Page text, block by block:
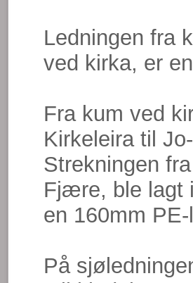
Ledningen fra
ved kirka, er
Fra kum ved
Kirkeleira til
Strekningen
Fjære, ble lagt
en 160mm
På